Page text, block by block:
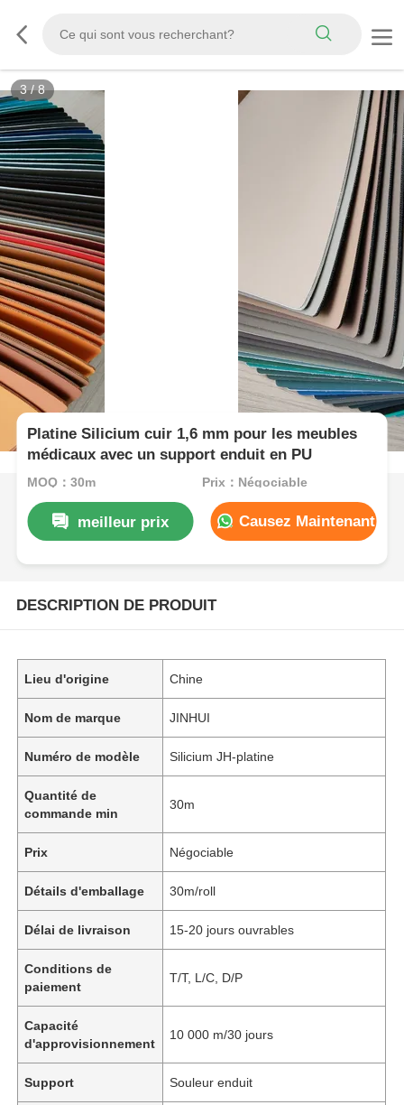
3/8
Platine Silicium cuir 1,6 mm pour les meubles
médicaux avec un support enduit en PU
MOQ：30m Prix：Négociable
meilleur prix Causez Maintenant
DESCRIPTION DE PRODUIT
Lieu d'origine Chine
Nom de marque JINHUI
Numéro de modèle Silicium JH-platine
Quantité de
commande min
30m
Prix Négociable
Détails d'emballage 30m/roll
Délai de livraison 15-20 jours ouvrables
Conditions de
paiement
T/T, L/C, D/P
Capacité
d'approvisionnement
10 000 m/30 jours
Support Souleur enduit